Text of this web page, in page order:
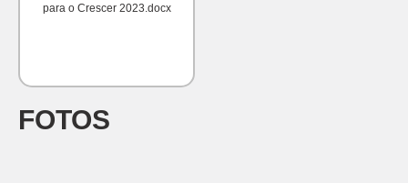
para o Crescer 2023.docx
FOTOS